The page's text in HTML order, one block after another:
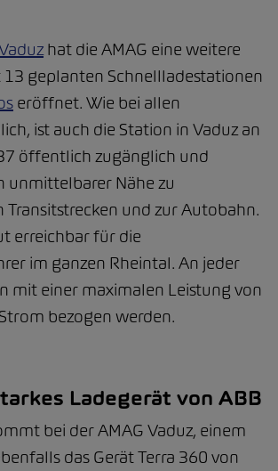
hat die AMAG eine weitere
13 geplanten Schnellladestationen
eröffnet. Wie bei allen
ist auch die Station in Vaduz an
öffentlich zugänglich und
unmittelbarer Nähe zu
Transitstrecken und zur Autobahn.
erreichbar für die
im ganzen Rheintal. An jeder
mit einer maximalen Leistung von
bezogen werden.
Ladegerät von ABB
bei der AMAG Vaduz, einem
das Gerät Terra 360 von